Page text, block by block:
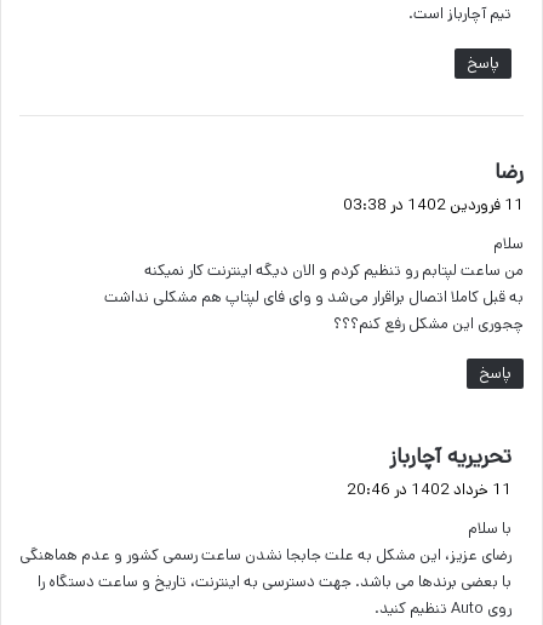
تیم آچارباز است.
پاسخ
رضا
ت
11 فروردین 1402 در 03:38
سلام
من ساعت لپتابم رو تنظیم کردم و الان دیگه اینترنت کار نمیکنه
به قبل کاملا اتصال براقرار می‌شد و وای فای لپتاپ هم مشکلی نداشت
چجوری این مشکل رفع کنم؟؟؟
پاسخ
تحریریه آچارباز
ف
11 خرداد 1402 در 20:46
با سلام
رضای عزیز، این مشکل به علت جابجا نشدن ساعت رسمی کشور و عدم هماهنگی
با بعضی برندها می باشد. جهت دسترسی به اینترنت، تاریخ و ساعت دستگاه را
روی Auto تنظیم کنید.